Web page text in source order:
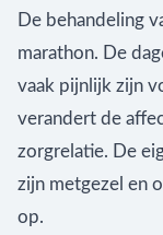
De behandeling
marathon. De
vaak pijnlijk zijn
verandert de
zorgrelatie. De
zijn metgezel en
op.